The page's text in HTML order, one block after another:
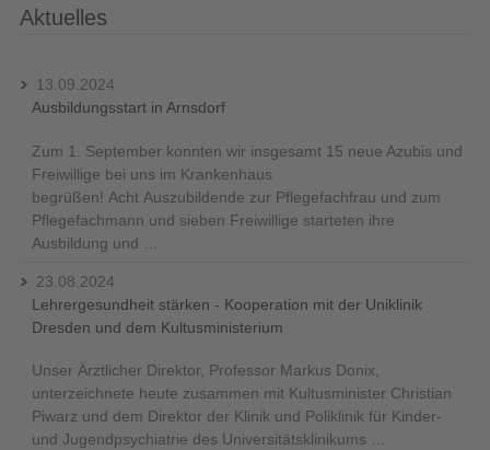
Aktuelles
13.09.2024
Ausbildungsstart in Arnsdorf
Zum 1. September konnten wir insgesamt 15 neue Azubis und
Freiwillige bei uns im Krankenhaus
begrüßen! Acht Auszubildende zur Pflegefachfrau und zum
Pflegefachmann und sieben Freiwillige starteten ihre
Ausbildung und …
23.08.2024
Lehrergesundheit stärken - Kooperation mit der Uniklinik
Dresden und dem Kultusministerium
Unser Ärztlicher Direktor, Professor Markus Donix,
unterzeichnete heute zusammen mit Kultusminister Christian
Piwarz und dem Direktor der Klinik und Poliklinik für Kinder-
und Jugendpsychiatrie des Universitätsklinikums …